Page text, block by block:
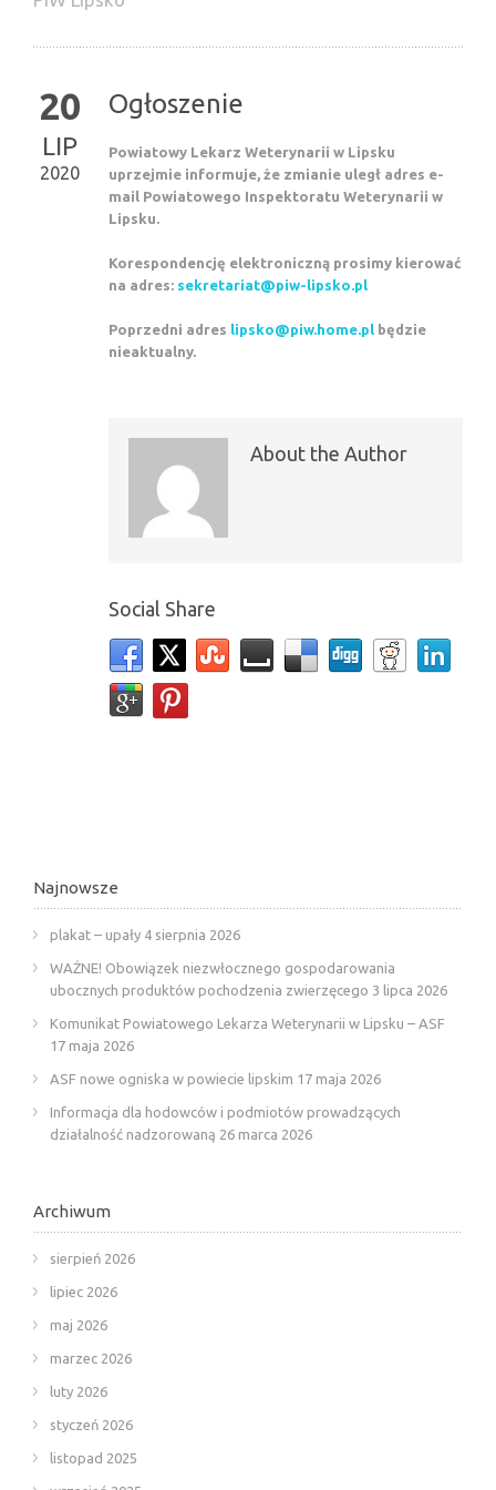
20
LIP
2020
Ogłoszenie
Powiatowy Lekarz Weterynarii w Lipsku
uprzejmie informuje, że zmianie uległ adres e-
mail Powiatowego Inspektoratu Weterynarii w
Lipsku.
Korespondencję elektroniczną prosimy kierować
na adres: sekretariat@piw-lipsko.pl
Poprzedni adres lipsko@piw.home.pl będzie
nieaktualny.
About the Author
Social Share
Najnowsze
plakat – upały 4 sierpnia 2026
WAŻNE! Obowiązek niezwłocznego gospodarowania
ubocznych produktów pochodzenia zwierzęcego 3 lipca 2026
Komunikat Powiatowego Lekarza Weterynarii w Lipsku – ASF
17 maja 2026
ASF nowe ogniska w powiecie lipskim 17 maja 2026
Informacja dla hodowców i podmiotów prowadzących
działalność nadzorowaną 26 marca 2026
Archiwum
sierpień 2026
lipiec 2026
maj 2026
marzec 2026
luty 2026
styczeń 2026
listopad 2025